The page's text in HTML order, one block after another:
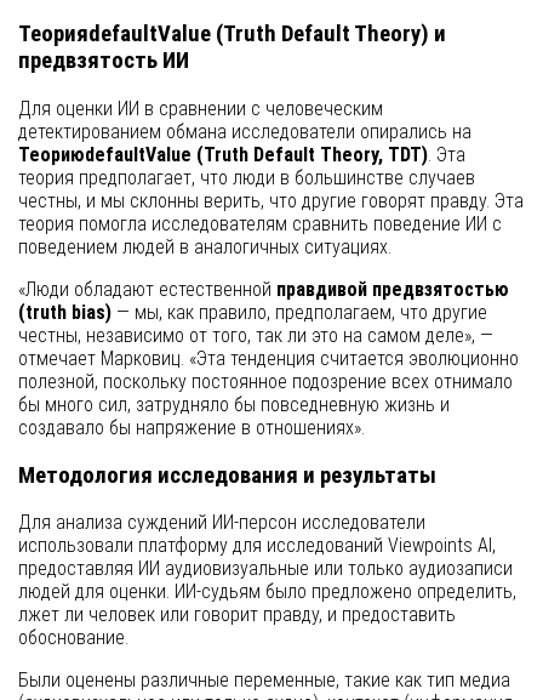
ТеорияdefaultValue (Truth Default Theory) и
предвзятость ИИ
Для оценки ИИ в сравнении с человеческим
детектированием обмана исследователи опирались на
ТеориюdefaultValue (Truth Default Theory, TDT) . Эта
теория предполагает, что люди в большинстве случаев
честны, и мы склонны верить, что другие говорят правду. Эта
теория помогла исследователям сравнить поведение ИИ с
поведением людей в аналогичных ситуациях.
«Люди обладают естественной правдивой предвзятостью
(truth bias) — мы, как правило, предполагаем, что другие
честны, независимо от того, так ли это на самом деле», —
отмечает Марковиц. «Эта тенденция считается эволюционно
полезной, поскольку постоянное подозрение всех отнимало
бы много сил, затрудняло бы повседневную жизнь и
создавало бы напряжение в отношениях».
Методология исследования и результаты
Для анализа суждений ИИ-персон исследователи
использовали платформу для исследований Viewpoints AI,
предоставляя ИИ аудиовизуальные или только аудиозаписи
людей для оценки. ИИ-судьям было предложено определить,
лжет ли человек или говорит правду, и предоставить
обоснование.
Были оценены различные переменные, такие как тип медиа